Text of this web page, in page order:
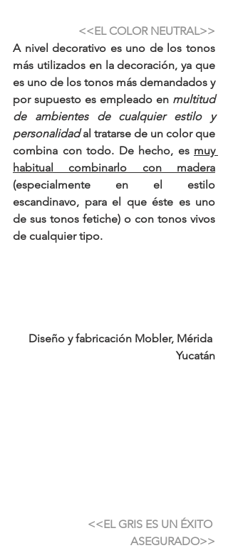
<<EL COLOR NEUTRAL>>
A nivel decorativo es uno de los tonos
más utilizados en la decoración, ya que
es uno de los tonos más demandados y
por supuesto es empleado en multitud
de ambientes de cualquier estilo y
personalidad al tratarse de un color que
combina con todo. De hecho, es muy
habitual combinarlo con madera
(especialmente en el estilo
escandinavo, para el que éste es uno
de sus tonos fetiche) o con tonos vivos
de cualquier tipo.
Diseño y fabricación Mobler, Mérida
Yucatán
<<EL GRIS ES UN ÉXITO
ASEGURADO>>